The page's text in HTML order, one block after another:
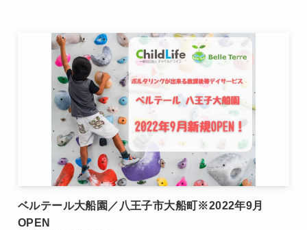
ベルテール大船園／八王子市大船町※2022年9月
OPEN